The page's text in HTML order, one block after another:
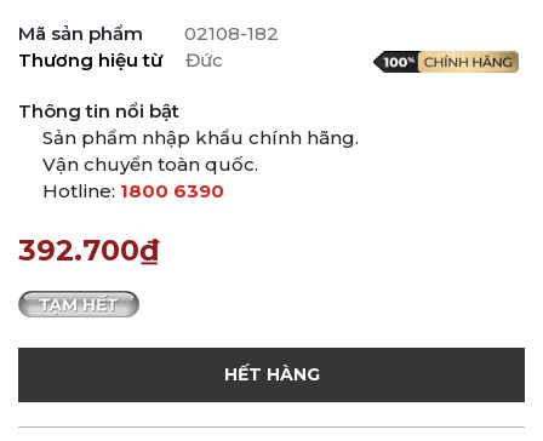
Mã sản phẩm
02108-182
Thương hiệu từ
Đức
Thông tin nổi bật
Sản phẩm nhập khẩu chính hãng.
Vận chuyển toàn quốc.
Hotline: 1800 6390
392.700₫
HẾT HÀNG